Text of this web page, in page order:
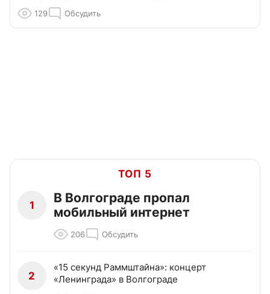
129 Обсудить
ТОП 5
1
В Волгограде пропал
мобильный интернет
206 Обсудить
2
«15 секунд Раммштайна»: концерт
«Ленинграда» в Волгограде